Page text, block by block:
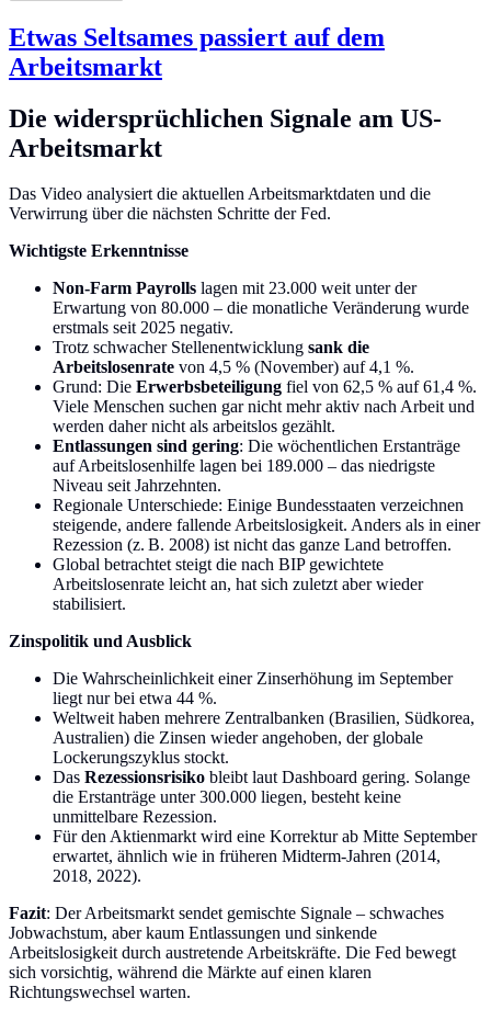
Etwas Seltsames passiert auf dem
Arbeitsmarkt
Die widersprüchlichen Signale am US-
Arbeitsmarkt
Das Video analysiert die aktuellen Arbeitsmarktdaten und die
Verwirrung über die nächsten Schritte der Fed.
Wichtigste Erkenntnisse
Non-Farm Payrolls lagen mit 23.000 weit unter der
Erwartung von 80.000 – die monatliche Veränderung wurde
erstmals seit 2025 negativ.
Trotz schwacher Stellenentwicklung sank die
Arbeitslosenrate von 4,5 % (November) auf 4,1 %.
Grund: Die Erwerbsbeteiligung fiel von 62,5 % auf 61,4 %.
Viele Menschen suchen gar nicht mehr aktiv nach Arbeit und
werden daher nicht als arbeitslos gezählt.
Entlassungen sind gering: Die wöchentlichen Erstanträge
auf Arbeitslosenhilfe lagen bei 189.000 – das niedrigste
Niveau seit Jahrzehnten.
Regionale Unterschiede: Einige Bundesstaaten verzeichnen
steigende, andere fallende Arbeitslosigkeit. Anders als in einer
Rezession (z. B. 2008) ist nicht das ganze Land betroffen.
Global betrachtet steigt die nach BIP gewichtete
Arbeitslosenrate leicht an, hat sich zuletzt aber wieder
stabilisiert.
Zinspolitik und Ausblick
Die Wahrscheinlichkeit einer Zinserhöhung im September
liegt nur bei etwa 44 %.
Weltweit haben mehrere Zentralbanken (Brasilien, Südkorea,
Australien) die Zinsen wieder angehoben, der globale
Lockerungszyklus stockt.
Das Rezessionsrisiko bleibt laut Dashboard gering. Solange
die Erstanträge unter 300.000 liegen, besteht keine
unmittelbare Rezession.
Für den Aktienmarkt wird eine Korrektur ab Mitte September
erwartet, ähnlich wie in früheren Midterm-Jahren (2014,
2018, 2022).
Fazit: Der Arbeitsmarkt sendet gemischte Signale – schwaches
Jobwachstum, aber kaum Entlassungen und sinkende
Arbeitslosigkeit durch austretende Arbeitskräfte. Die Fed bewegt
sich vorsichtig, während die Märkte auf einen klaren
Richtungswechsel warten.